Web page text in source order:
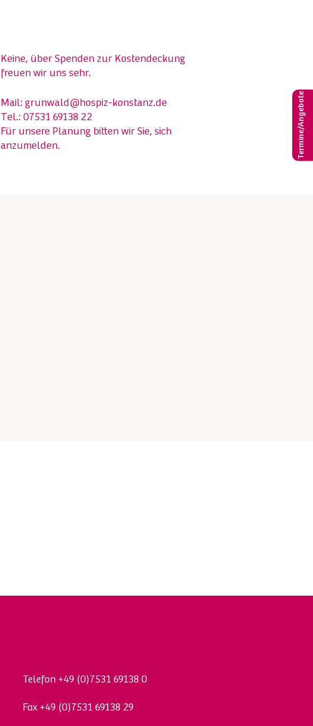
Termine/Angebote
Keine, über Spenden zur Kostendeckung
freuen wir uns sehr.
Mail: grunwald@hospiz-konstanz.de
Tel.: 07531 69138 22
Für unsere Planung bitten wir Sie, sich
anzumelden.
Telefon +49 (0)7531 69138 0
Fax +49 (0)7531 69138 29